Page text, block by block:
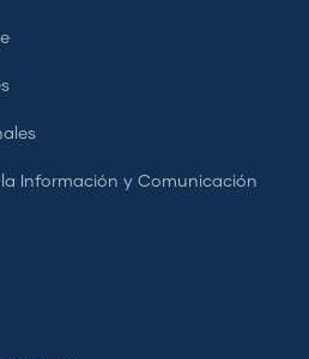
Información y Comunicación